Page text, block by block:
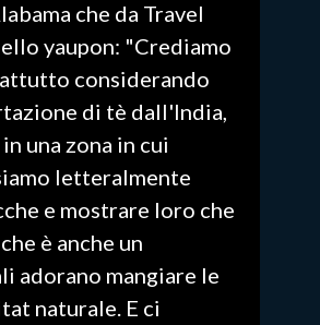
che da Travel
yaupon: "Crediamo
considerando
di tè dall'India,
una zona in cui
letteralmente
e mostrare loro che
è anche un
adorano mangiare le
naturale. E ci